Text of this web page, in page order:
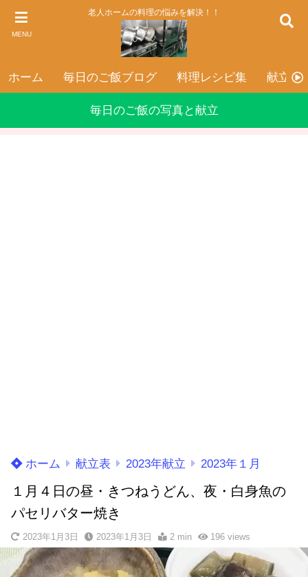
MENU
老人ホームの料理の悩みを解決！！
ホーム 毎日のご飯ブログ 料理レシピ集 献立表
毎日のご飯の写真と献立
ホーム 献立表 2023年献立 2023年１月
１月４日の昼・きつねうどん、夜・白身魚の
パセリバター焼き
2023年1月3日 2023年1月3日 2 min 196views